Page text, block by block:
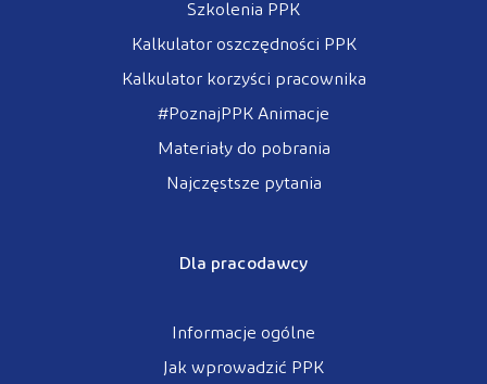
Szkolenia PPK
Kalkulator oszczędności PPK
Kalkulator korzyści pracownika
#PoznajPPK Animacje
Materiały do pobrania
Najczęstsze pytania
Dla pracodawcy
Informacje ogólne
Jak wprowadzić PPK